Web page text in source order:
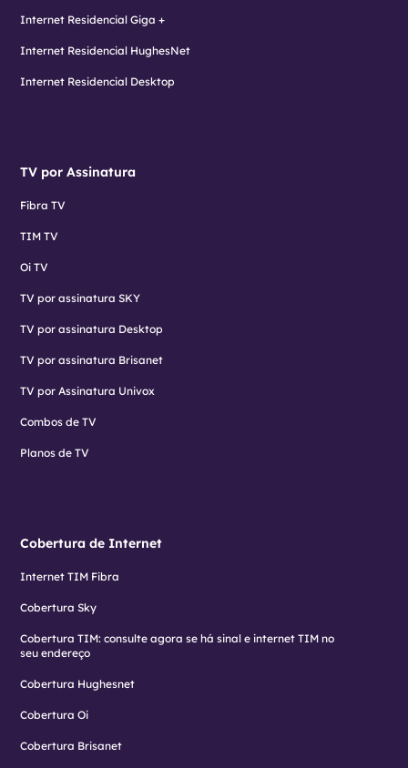
Internet Residencial Giga +
Internet Residencial HughesNet
Internet Residencial Desktop
TV por Assinatura
Fibra TV
TIM TV
Oi TV
TV por assinatura SKY
TV por assinatura Desktop
TV por assinatura Brisanet
TV por Assinatura Univox
Combos de TV
Planos de TV
Cobertura de Internet
Internet TIM Fibra
Cobertura Sky
Cobertura TIM: consulte agora se há sinal e internet TIM no
seu endereço
Cobertura Hughesnet
Cobertura Oi
Cobertura Brisanet